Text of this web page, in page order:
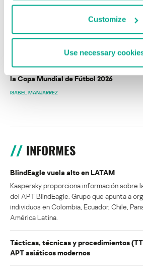
Customize
Use necessary
Wardriving en México: preparativos
la Copa Mundial de Fútbol 2026
ISABEL MANJARREZ
INFORMES
BlindEagle vuela alto en LATAM
Kaspersky proporciona información sobre
del APT BlindEagle. Grupo que apunta a
individuos en Colombia, Ecuador, Chile,
América Latina.
Tácticas, técnicas y procedimientos
APT asiáticos modernos